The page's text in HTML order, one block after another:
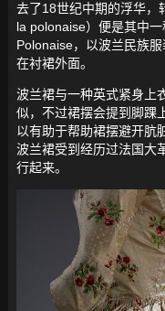
去了18世纪中期的浮华，
la polonaise）便是其中
Polonaise，以波兰民族
在衬裙外面。
波兰裙与一种英式紧身上
似，不过裙摆会提到脚踝
以有助于帮助裙摆避开肮
波兰裙受到经历过法国大
行起来。